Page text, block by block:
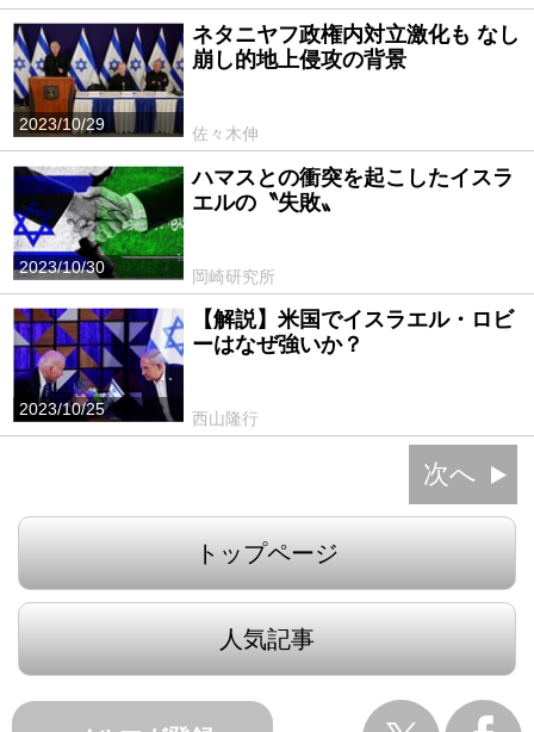
2023/10/29
ネタニヤフ政権内対立激化も なし
崩し的地上侵攻の背景
佐々木伸
2023/10/30
ハマスとの衝突を起こしたイスラ
エルの〝失敗〟
岡崎研究所
2023/10/25
【解説】米国でイスラエル・ロビ
ーはなぜ強いか？
西山隆行
次へ
トップページ
人気記事